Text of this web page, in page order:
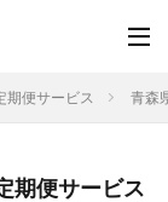
期便サービス 青森
期便サービス